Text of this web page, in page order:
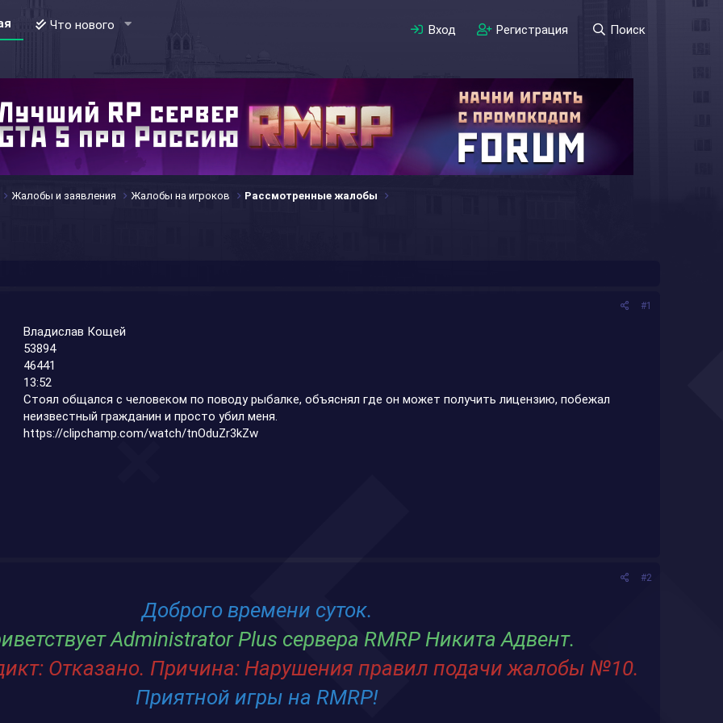
Что нового Вход Регистрация Поиск
Жалобы и заявления Жалобы на игроков Рассмотренные жалобы
#1
Владислав Кощей
53894
46441
13:52
Стоял общался с человеком по поводу рыбалке, объяснял где он может получить лицензию, побежал
неизвестный гражданин и просто убил меня.
https://clipchamp.com/watch/tnOduZr3kZw
#2
Доброго времени суток.
Administrator Plus сервера RMRP Никита Адвент.
Отказано. Причина: Нарушения правил подачи жалобы №10.
Приятной игры на RMRP!